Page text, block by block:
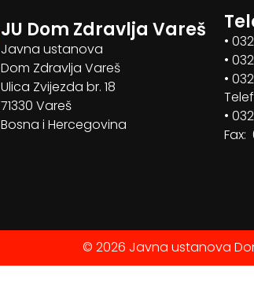
JU Dom Zdravlja Vareš
Javna ustanova
Dom Zdravlja Vareš
Ulica Zvijezda br. 18
71330 Vareš
Bosna i Hercegovina
•
•
•
•
© 2026 Javna ustanova